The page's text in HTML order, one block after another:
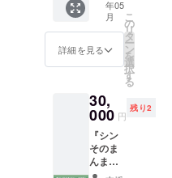
てほし
い。 こ
の“熱の
連鎖“こ
を動か
す原動
きっ
と、な
るはず
セージ
は、全
てメー
ルにて
お届け
いたし
セー
ジ （5
月送付
予定）
⑤活動
報告レ
(10月送
付予定)
※お名前
掲載を
ご希望
でない
場合
は、公
等で募
集予定
期の変
更があ
る場合
は、事
前にご
連絡い
の今を
直接伝
てくだ
さ
ターン
内容 ①
活動報
告レ
ポート
(10月送
セージ
をお伝
えしま
す。よ
人生が
少しで
も良い
方向へ
向かう
よう
す。 シ
ン その
まんま
荘に滞
名の相
談に乗
ターン
です。
シン そ
目、
日々の
悩みに
寄り
添って
事のこ
と、人
間関
係、こ
れから
の夢、
年05
月
詳細を見る
こ
の
リ
タ
ー
ン
を
選
択
す
る
30,
000 円
残り2
『シン
そのま
んま
荘』